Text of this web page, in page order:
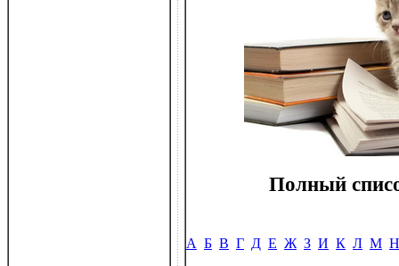
Полный
А Б В Г Д Е Ж З И К Л М Н